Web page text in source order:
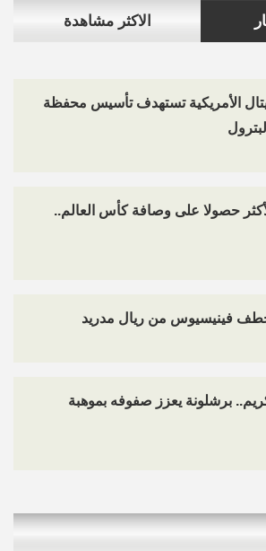
الاكثر مشاهدة
الأمريكية تستهدف تأسيس محفظة
الأكثر حصولا على وصافة كأس العالم..
فينيسيوس من ريال مدريد
برشلونة يعزز صفوفه بموهبة